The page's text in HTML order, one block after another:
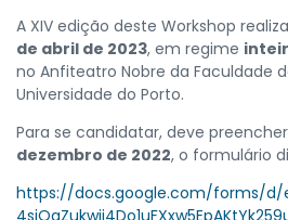
A XIV edição deste Workshop
de abril de 2023, em regime
no Anfiteatro Nobre da Faculdade
Universidade do Porto.
Para se candidatar, deve
dezembro de 2022, o formulário
https://docs.google.com/forms/d/e/